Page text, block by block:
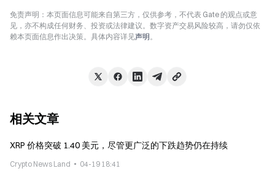
免责声明：本页面信息可能来自第三方，仅供参考，不代表 Gate 的观点或意
见，亦不构成任何财务、投资或法律建议。数字资产交易风险较高，请勿仅依
赖本页面信息作出决策。具体内容详见声明。
相关文章
XRP 价格突破 1.40 美元，尽管更广泛的下跌趋势仍在持续
Crypto News Land 04-19 18:41